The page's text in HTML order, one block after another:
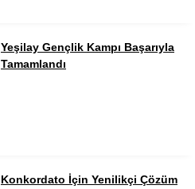
Yeşilay Gençlik Kampı Başarıyla
Tamamlandı
Konkordato İçin Yenilikçi Çözüm